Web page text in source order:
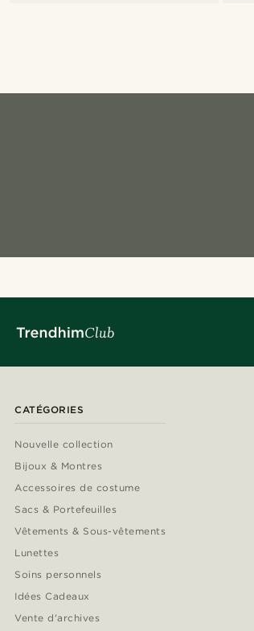
CATÉGORIES
Nouvelle collection
Bijoux & Montres
Accessoires de costume
Sacs & Portefeuilles
Vêtements & Sous-vêtements
Lunettes
Soins personnels
Idées Cadeaux
Vente d'archives